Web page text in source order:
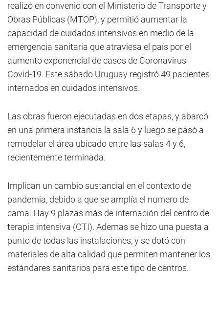
realizó en convenio con el Ministerio de Transporte y
Obras Públicas (MTOP), y permitió aumentar la
capacidad de cuidados intensivos en medio de la
emergencia sanitaria que atraviesa el país por el
aumento exponencial de casos de Coronavirus
Covid-19. Este sábado Uruguay registró 49 pacientes
internados en cuidados intensivos.
Las obras fueron ejecutadas en dos etapas, y abarcó
en una primera instancia la sala 6 y luego se pasó a
remodelar el área ubicado entre las salas 4 y 6,
recientemente terminada.
Implican un cambio sustancial en el contexto de
pandemia, debido a que se amplía el numero de
cama. Hay 9 plazas más de internación del centro de
terapia intensiva (CTI). Ademas se hizo una puesta a
punto de todas las instalaciones, y se dotó con
materiales de alta calidad que permiten mantener los
estándares sanitarios para este tipo de centros.